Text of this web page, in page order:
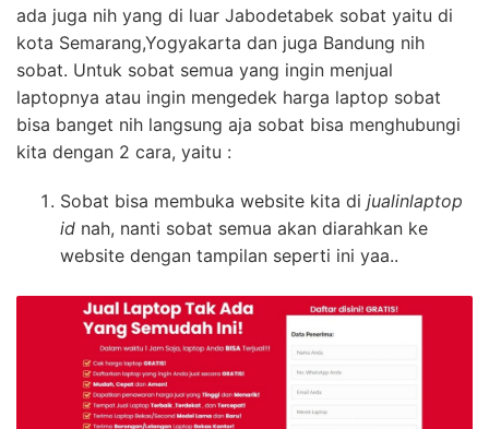
ada juga nih yang di luar Jabodetabek sobat yaitu di
kota Semarang,Yogyakarta dan juga Bandung nih
sobat. Untuk sobat semua yang ingin menjual
laptopnya atau ingin mengedek harga laptop sobat
bisa banget nih langsung aja sobat bisa menghubungi
kita dengan 2 cara, yaitu :
Sobat bisa membuka website kita di jualinlaptop
id nah, nanti sobat semua akan diarahkan ke
website dengan tampilan seperti ini yaa..